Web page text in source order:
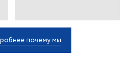
почему мы